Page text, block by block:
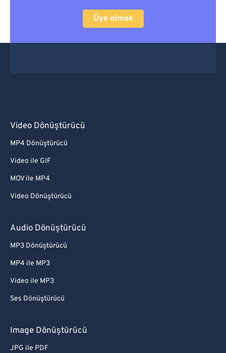
Üye olmak
Video Dönüştürücü
MP4 Dönüştürücü
Video ile GIF
MOV ile MP4
Video Dönüştürücü
Audio Dönüştürücü
MP3 Dönüştürücü
MP4 ile MP3
Video ile MP3
Ses Dönüştürücü
Image Dönüştürücü
JPG ile PDF